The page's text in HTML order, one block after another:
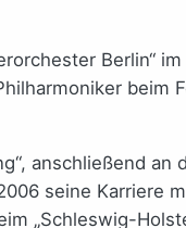
Berlin“
beim
anschließend
seine Karriere
„Schleswig-